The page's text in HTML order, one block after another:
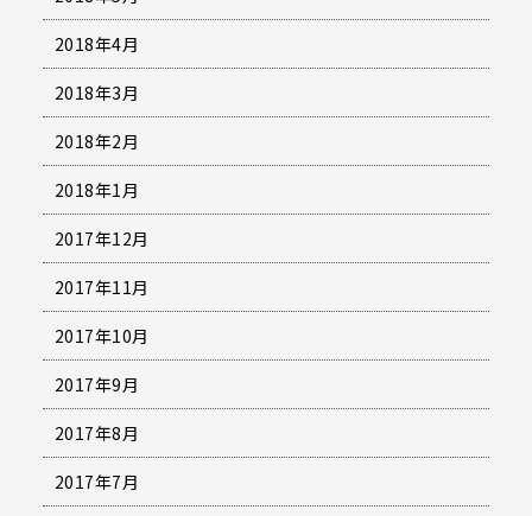
2018年4月
2018年3月
2018年2月
2018年1月
2017年12月
2017年11月
2017年10月
2017年9月
2017年8月
2017年7月